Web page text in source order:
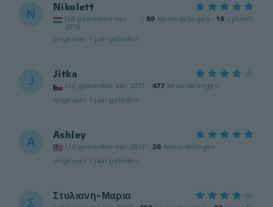
N Nikolett
Lid geworden van
2016
· 89 beoordelingen · 19 uploads
ongeveer 7 jaar geleden
J Jitka
Lid geworden van 2017 · 477 beoordelingen
ongeveer 7 jaar geleden
A Ashley
Lid geworden van 2017 · 26 beoordelingen
ongeveer 7 jaar geleden
Σ Στυλιανη-Μαρια